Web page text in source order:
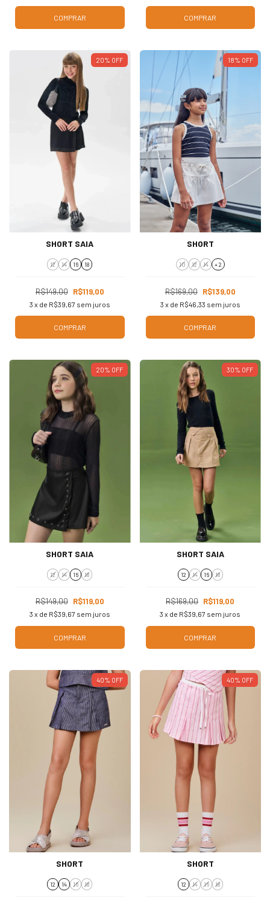
COMPRAR COMPRAR
20% OFF
SHORT SAIA
12 14 16 18
R$149,00 R$119,00
3 x de R$39,67 sem juros
COMPRAR
18% OFF
SHORT
10 12 14 + 2
R$169,00 R$139,00
3 x de R$46,33 sem juros
COMPRAR
20% OFF
SHORT SAIA
12 14 16 18
R$149,00 R$119,00
3 x de R$39,67 sem juros
COMPRAR
30% OFF
SHORT SAIA
12 14 16 18
R$169,00 R$119,00
3 x de R$39,67 sem juros
COMPRAR
40% OFF
SHORT
12 14 16 18
40% OFF
SHORT
12 14 16 18